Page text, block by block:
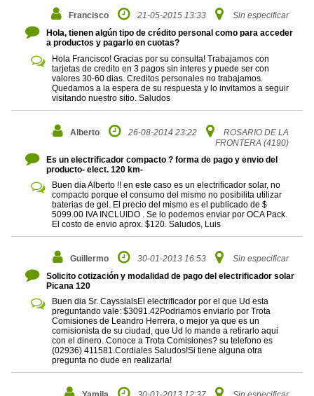
Francisco 21-05-2015 13:33
Sin especificar
Hola, tienen algún tipo de crédito personal como para acceder
a productos y pagarlo en cuotas?
Hola Francisco! Gracias por su consulta! Trabajamos con
tarjetas de credito en 3 pagos sin interes y puede ser con
valores 30-60 dias. Creditos personales no trabajamos.
Quedamos a la espera de su respuesta y lo invitamos a seguir
visitando nuestro sitio. Saludos
Alberto 26-08-2014 23:22
ROSARIO DE LA
FRONTERA (4190)
Es un electrificador compacto ? forma de pago y envio del
producto- elect. 120 km-
Buen dia Alberto !! en este caso es un electrificador solar, no
compacto porque el consumo del mismo no posibilita utilizar
baterias de gel. El precio del mismo es el publicado de $
5099.00 IVA INCLUIDO . Se lo podemos enviar por OCA Pack.
El costo de envio aprox. $120. Saludos, Luis
Guillermo 30-01-2013 16:53
Sin especificar
Solicito cotización y modalidad de pago del electrificador solar
Picana 120
Buen dia Sr. CayssialsEl electrificador por el que Ud esta
preguntando vale: $3091.42Podriamos enviarlo por Trota
Comisiones de Leandro Herrera, o mejor ya que es un
comisionista de su ciudad, que Ud lo mande a retirarlo aqui
con el dinero. Conoce a Trota Comisiones? su telefono es
(02936) 411581.Cordiales Saludos!Si tiene alguna otra
pregunta no dude en realizarla!